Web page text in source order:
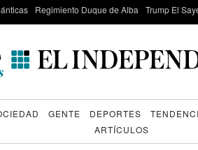
Regimiento Duque de Alba Trump El
GENTE DEPORTES
ARTÍCULOS